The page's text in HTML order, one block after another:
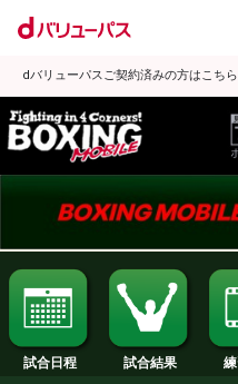
dバリューパスご契約済みの方はこちら